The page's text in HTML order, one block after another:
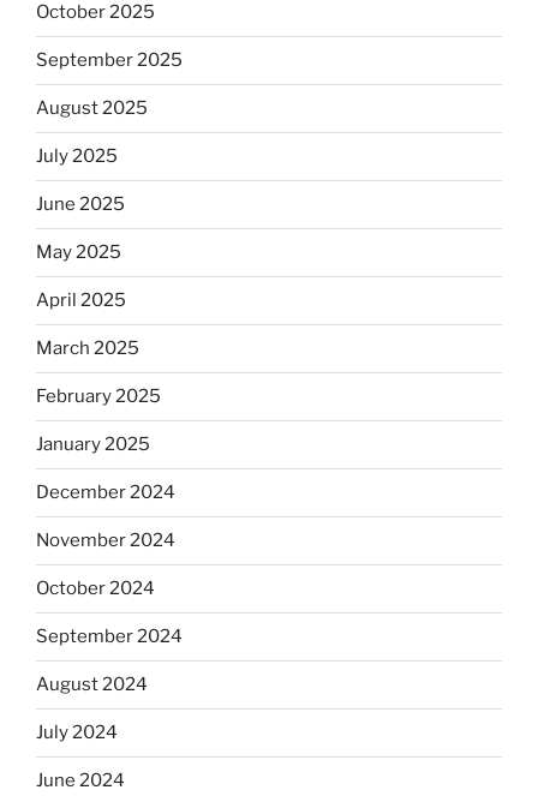
October 2025
September 2025
August 2025
July 2025
June 2025
May 2025
April 2025
March 2025
February 2025
January 2025
December 2024
November 2024
October 2024
September 2024
August 2024
July 2024
June 2024